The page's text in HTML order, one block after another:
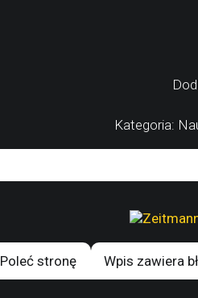
Kategoria:
Poleć stronę Wpis zawiera